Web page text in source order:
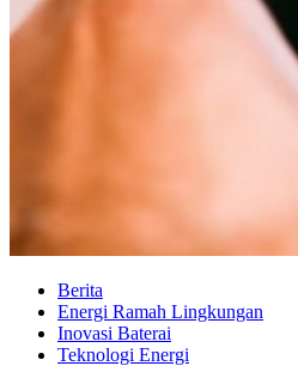
Berita
Energi Ramah Lingkungan
Inovasi Baterai
Teknologi Energi